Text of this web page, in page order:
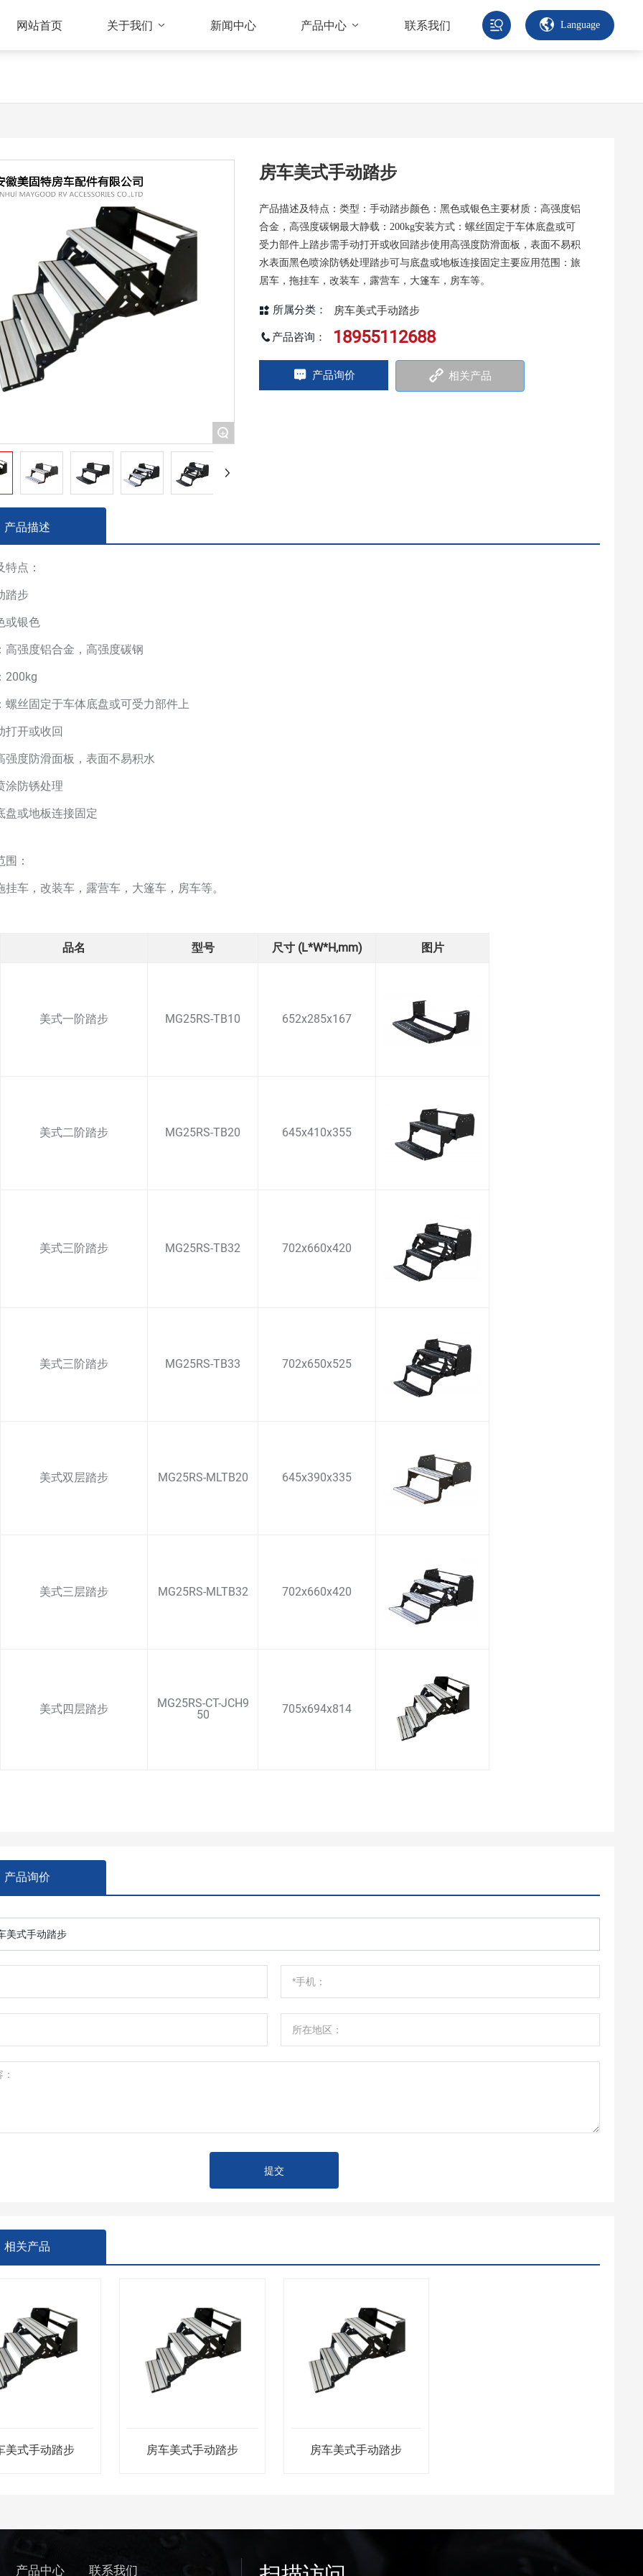
网站首页 关于我们 新闻中心 产品中心 联系我们 Language
+
房车美式手动踏步
产品描述及特点：类型：手动踏步颜色：黑色或银色主要材质：高强度铝
合金，高强度碳钢最大静载：200kg安装方式：螺丝固定于车体底盘或可
受力部件上踏步需手动打开或收回踏步使用高强度防滑面板，表面不易积
水表面黑色喷涂防锈处理踏步可与底盘或地板连接固定主要应用范围：旅
居车，拖挂车，改装车，露营车，大篷车，房车等。
所属分类： 房车美式手动踏步
产品咨询： 18955112688
产品询价 相关产品
产品描述
点：
踏步
或银色
高强度铝合金，高强度碳钢
200kg
螺丝固定于车体底盘或可受力部件上
打开或收回
强度防滑面板，表面不易积水
涂防锈处理
盘或地板连接固定
：
挂车，改装车，露营车，大篷车，房车等。
品名 型号 尺寸 (L*W*H,mm) 图片
美式一阶踏步 MG25RS-TB10 652x285x167
美式二阶踏步 MG25RS-TB20 645x410x355
美式三阶踏步 MG25RS-TB32 702x660x420
美式三阶踏步 MG25RS-TB33 702x650x525
美式双层踏步 MG25RS-MLTB20 645x390x335
美式三层踏步 MG25RS-MLTB32 702x660x420
美式四层踏步
MG25RS-CT-JCH9
50
705x694x814
产品询价
提交
相关产品
美式手动踏步 房车美式手动踏步 房车美式手动踏步
产品中心 联系我们